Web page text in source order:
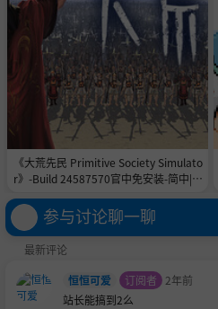
《大荒先民 Primitive Society Simulato
r》-Build 24587570官中免安装-简中|容
量2.3GB
参与讨论聊一聊
最新评论
恒恒可爱
订阅者 2年前
站长能搞到2么